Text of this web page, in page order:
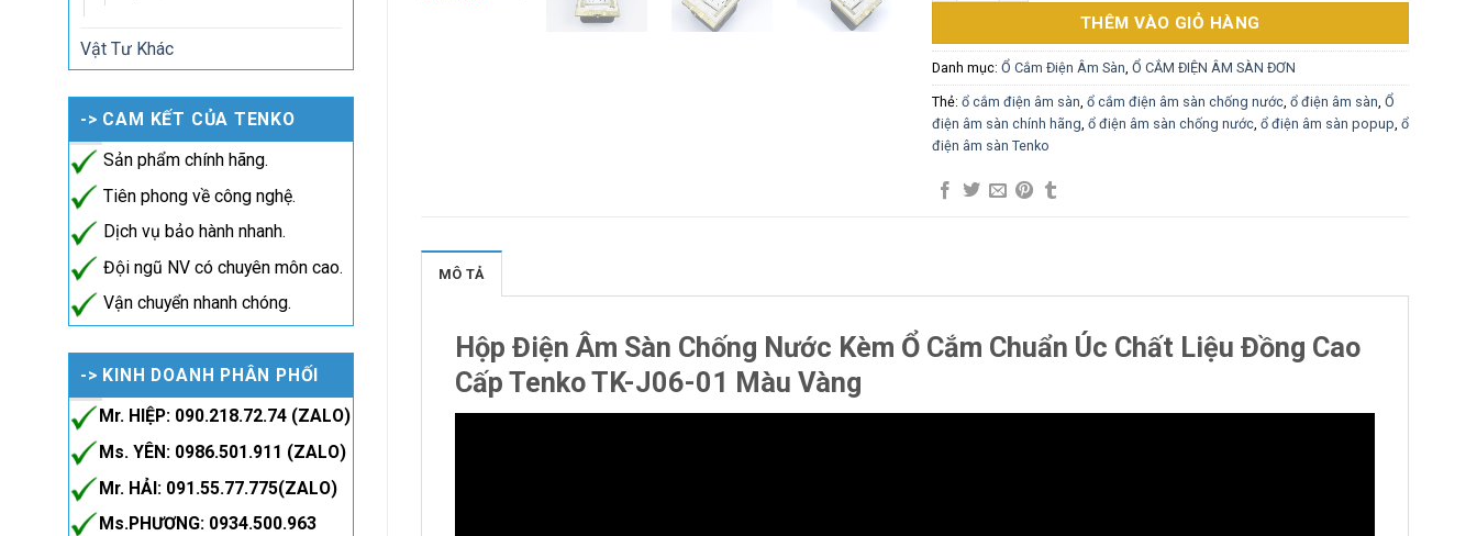
Vật Tư Khác
-> CAM KẾT CỦA TENKO
Sản phẩm chính hãng.
Tiên phong về công nghệ.
Dịch vụ bảo hành nhanh.
Đội ngũ NV có chuyên môn cao.
Vận chuyển nhanh chóng.
-> KINH DOANH PHÂN PHỐI
Mr. HIỆP: 090.218.72.74 (ZALO)
Ms. YÊN: 0986.501.911 (ZALO)
Mr. HẢI: 091.55.77.775(ZALO)
Ms.PHƯƠNG: 0934.500.963
THÊM VÀO GIỎ HÀNG
Danh mục: Ổ Cắm Điện Âm Sàn Ổ CẮM ĐIỆN ÂM SÀN ĐƠN
Thẻ: ổ cắm điện âm sàn ổ cắm điện âm sàn chống nước, ổ điện âm sàn Ổ
điện âm sàn chính hãng ổ điện âm sàn chống nước, ổ điện âm sàn popup ổ
điện âm sàn Tenko
MÔ TẢ
Hộp Điện Âm Sàn Chống Nước Kèm Ổ Cắm Chuẩn Úc Chất Liệu Đồng Cao
Cấp Tenko TK-J06-01 Màu Vàng